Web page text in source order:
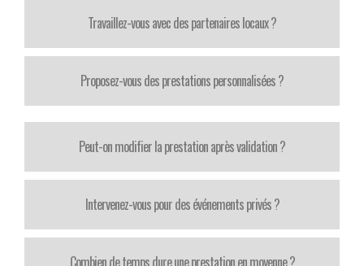
Travaillez-vous avec des partenaires locaux ?
Proposez-vous des prestations personnalisées ?
Peut-on modifier la prestation après validation ?
Intervenez-vous pour des événements privés ?
Combien de temps dure une prestation en moyenne ?